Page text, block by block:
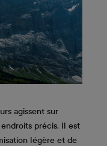
agissent sur
précis. Il est
légère et de